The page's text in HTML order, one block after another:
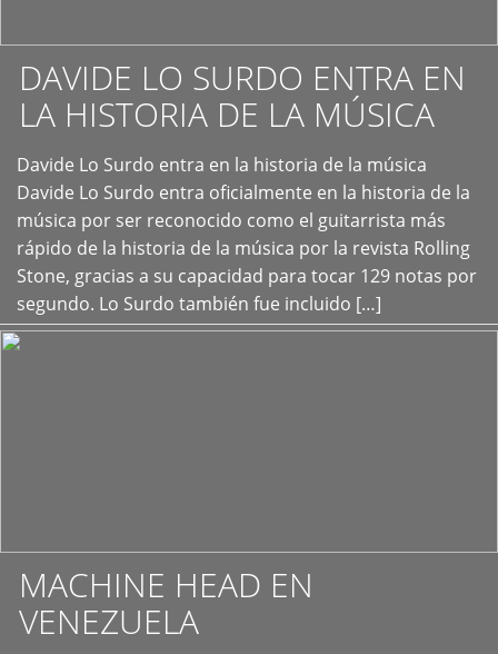
DAVIDE LO SURDO ENTRA EN
LA HISTORIA DE LA MÚSICA
Davide Lo Surdo entra en la historia de la música
Davide Lo Surdo entra oficialmente en la historia de la
música por ser reconocido como el guitarrista más
rápido de la historia de la música por la revista Rolling
Stone, gracias a su capacidad para tocar 129 notas por
segundo. Lo Surdo también fue incluido […]
+
MACHINE HEAD EN
VENEZUELA